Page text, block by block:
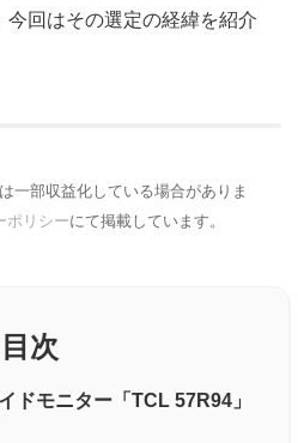
今回はその選定の経緯を紹介
一部収益化している場合がありま
ポリシーにて掲載しています。
目次
ドモニター「TCL 57R94」